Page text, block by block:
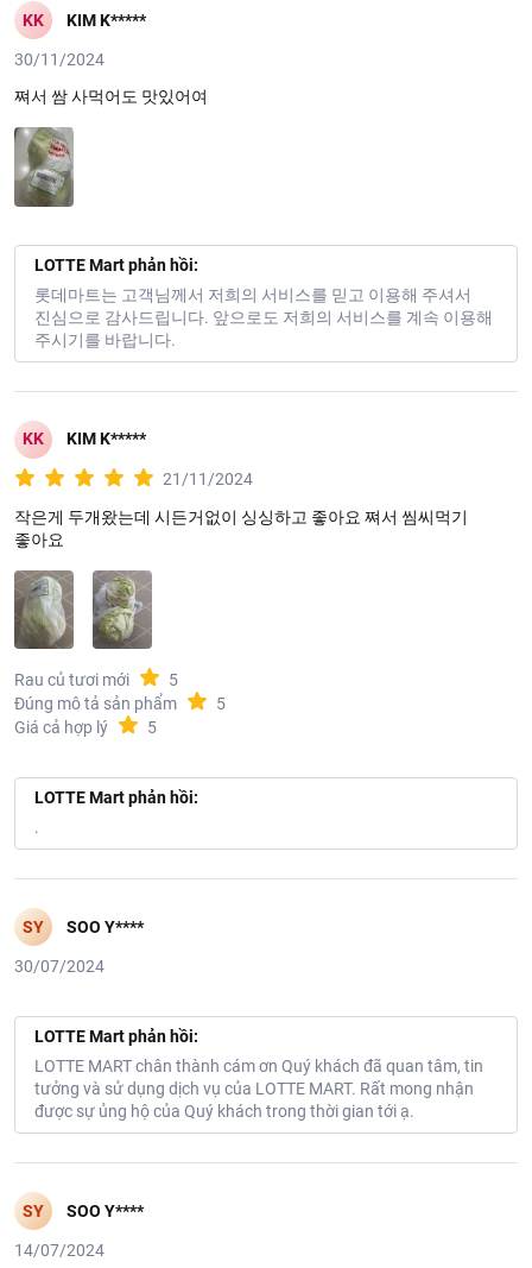
Đặc điểm nổi bật:
thường, rau bắp cải rất giòn, rất ngon khi chế biến thành các
Bắp cải có thể được sử dụng trong nhiều món ăn khác nhau
trong món ăn nhân bánh bao.
Món ngon gợi ý:Canh bắp cải, salad bắp cải, bắp cải xào thịt bò, bắp
Thông tin từ LOTTE MART:
KK KIM K*****
30/11/2024
쪄서 쌈 사먹어도 맛있어여
LOTTE Mart phản hồi:
롯데마트는 고객님께서 저희의 서비스를 믿고 이용해 주셔서
진심으로 감사드립니다. 앞으로도 저희의 서비스를 계속 이용해
주시기를 바랍니다.
KK KIM K*****
21/11/2024
작은게 두개왔는데 시든거없이 싱싱하고 좋아요 쪄서 씸씨먹기
좋아요
Rau củ tươi mới
5
Đúng mô tả sản phẩm
5
Giá cả hợp lý
5
LOTTE Mart phản hồi:
.
SY SOO Y****
30/07/2024
LOTTE Mart phản hồi:
LOTTE MART chân thành cám ơn Quý khách đã quan tâm, tin
tưởng và sử dụng dịch vụ của LOTTE MART. Rất mong nhận
được sự ủng hộ của Quý khách trong thời gian tới ạ.
SY SOO Y****
14/07/2024